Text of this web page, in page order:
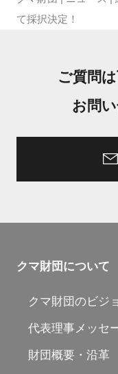
て採択決定！
ご質問
お問
クマ財団について
クマ財団のビジ
代表理事メッセ
財団概要・沿革